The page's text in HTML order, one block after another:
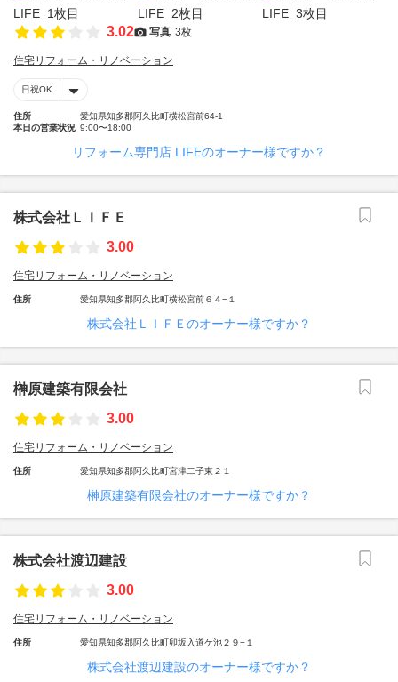
3.02 写真 3枚
住宅リフォーム・リノベーション
日祝OK
住所
愛知県知多郡阿久比町横松宮前64-1
本日の営業状況 9:00〜18:00
リフォーム専門店 LIFEのオーナー様ですか？
株式会社ＬＩＦＥ
3.00
住宅リフォーム・リノベーション
住所 愛知県知多郡阿久比町横松宮前６４−１
株式会社ＬＩＦＥのオーナー様ですか？
榊原建築有限会社
3.00
住宅リフォーム・リノベーション
住所 愛知県知多郡阿久比町宮津二子東２１
榊原建築有限会社のオーナー様ですか？
株式会社渡辺建設
3.00
住宅リフォーム・リノベーション
住所 愛知県知多郡阿久比町卯坂入道ケ池２９−１
株式会社渡辺建設のオーナー様ですか？